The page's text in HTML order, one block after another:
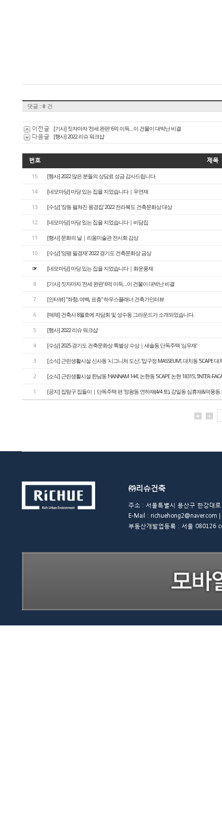
댓글 : 0 건
이전글 [기사] 짓자마자 '전세 완판' 6억 이득…이 건물이 대박난 비결
다음글 [행사] 2022 리슈 워크샵
번호 제목
15 [행사] 2022 많은 분들의 상담료 성금 감사드립니다.
14 [네모마당] 마당 있는 집을 지었습니다｜우연재
13 [수상] '장동 펼쳐진 풍경집' 2022 전라북도 건축문화상 대상
12 [네모마당] 마당 있는 집을 지었습니다｜비담집
11 [행사] 문화의 날｜리움미술관 전시회 감상
10 [수상] '양평 필경재' 2022 경기도 건축문화상 금상
☞ [네모마당] 마당 있는 집을 지었습니다｜화운풍재
8 [기사] 짓자마자 '전세 완판' 6억 이득…이 건물이 대박난 비결
7 [인터뷰] "좌향, 여백, 표층" 하우스플래너 건축가인터뷰
6 [매체] 건축사 8월호에 자담회 및 성수동 그라운드가 소개되었습니다.
5 [행사] 2022 리슈 워크샵
4 [수상] 2025 경기도 건축문화상 특별상 수상｜새솔동 단독주택 '심우재'
3 [소식] 근린생활시설 신사동 '시그니쳐 도산', '압구정 MASSEUM', 대치동 'SCAPE 대
2 [소식] 근린생활시설 한남동 'HANNAM 144', 논현동 'SCAPE 논현 18315', 'INTER-
1 [공지] 집탐구 집들이｜단독주택 편 '정왕동 연하재(4/4 토), 강일동 심휴재&덕풍동
㈜리슈건축
주소 : 서울특별시 용산구 한강대
E-Mail :
부동산개발업등록 : 서울 080126